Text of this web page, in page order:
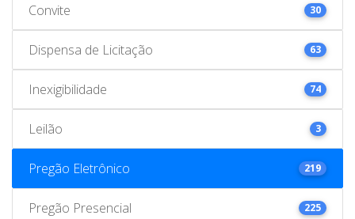
Convite 30
Dispensa de Licitação 63
Inexigibilidade 74
Leilão 3
Pregão Eletrônico 219
Pregão Presencial 225